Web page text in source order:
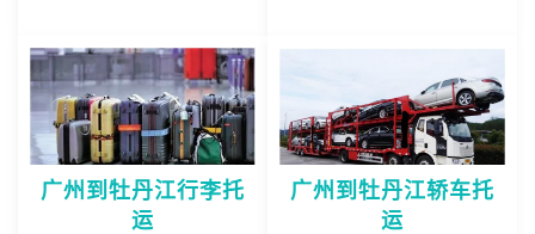
广州到牡丹江行李托
运
广州到牡丹江轿车托
运